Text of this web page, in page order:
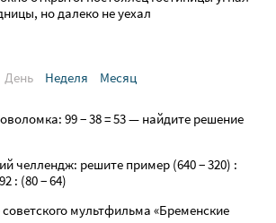
но далеко не уехал
День
Неделя Месяц
99 − 38 = 53 — найдите решение
челлендж: решите пример (640 − 320) :
: (80 − 64)
советского мультфильма «Бременские